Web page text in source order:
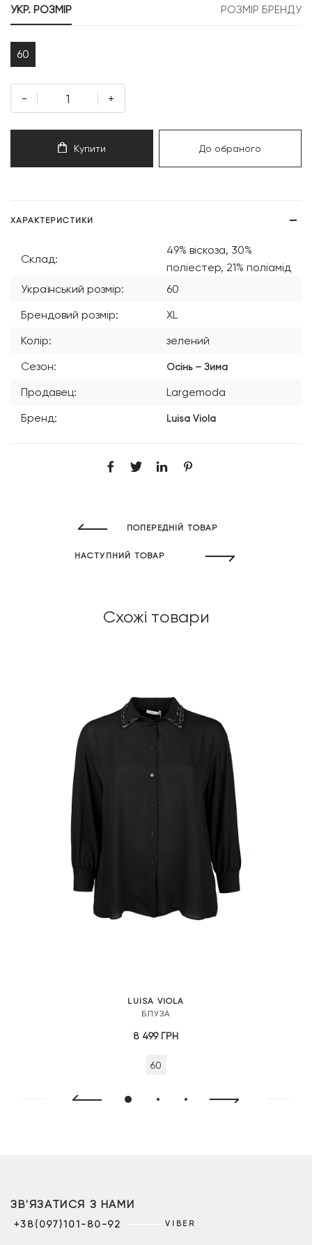
УКР. РОЗМІР РОЗМІР БРЕНДУ
60
- +
Купити До обраного
ХАРАКТЕРИСТИКИ
Склад:
49% віскоза, 30%
поліестер, 21% поліамід
Український розмір:
60
Брендовий розмір:
XL
Колір:
зелений
Сезон:
Осінь – Зима
Продавец:
Largemoda
Бренд:
Luisa Viola
ПОПЕРЕДНІЙ ТОВАР
НАСТУПНИЙ ТОВАР
Схожі товари
LUISA VIOLA
БЛУЗА
8 499 ГРН
60
ЗВ'ЯЗАТИСЯ З НАМИ
+38(097)101-80-92 VIBER